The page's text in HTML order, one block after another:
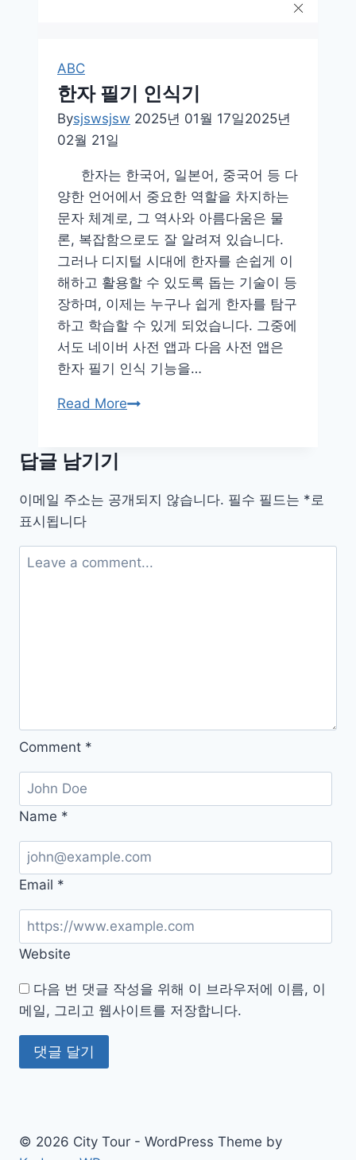
ABC
한자 필기 인식기
Bysjswsjsw 2025년 01월 17일2025년
02월 21일
한자는 한국어, 일본어, 중국어 등 다
양한 언어에서 중요한 역할을 차지하는
문자 체계로, 그 역사와 아름다움은 물
론, 복잡함으로도 잘 알려져 있습니다.
그러나 디지털 시대에 한자를 손쉽게 이
해하고 활용할 수 있도록 돕는 기술이 등
장하며, 이제는 누구나 쉽게 한자를 탐구
하고 학습할 수 있게 되었습니다. 그중에
서도 네이버 사전 앱과 다음 사전 앱은
한자 필기 인식 기능을…
Read More한
식
답글 남기기
이메일 주소는 공개되지 않습니다. 필수 필드는 *로
표시됩니다
Comment *
Name *
Email *
Website
다음 번 댓글 작성을 위해 이 브라우저에 이름, 이
메일, 그리고 웹사이트를 저장합니다.
© 2026 City Tour - WordPress Theme by